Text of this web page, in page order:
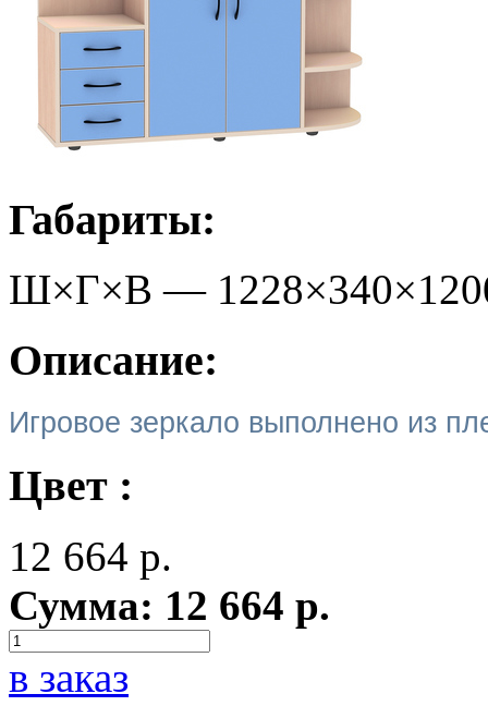
Габариты:
Ш×Г×В — 1228×340×
Описание:
Игровое зеркало выполнено из
Цвет :
12 664 р.
Сумма: 12 664 р.
в заказ